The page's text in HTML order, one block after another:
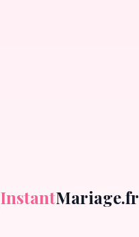
InstantMariage.fr